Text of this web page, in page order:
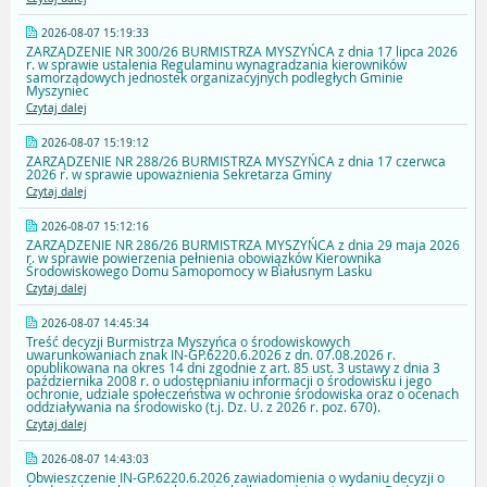
2026-08-07 15:19:33
ZARZĄDZENIE NR 300/26 BURMISTRZA MYSZYŃCA z dnia 17 lipca 2026
r. w sprawie ustalenia Regulaminu wynagradzania kierowników
samorządowych jednostek organizacyjnych podległych Gminie
Myszyniec
Czytaj dalej
2026-08-07 15:19:12
ZARZĄDZENIE NR 288/26 BURMISTRZA MYSZYŃCA z dnia 17 czerwca
2026 r. w sprawie upoważnienia Sekretarza Gminy
Czytaj dalej
2026-08-07 15:12:16
ZARZĄDZENIE NR 286/26 BURMISTRZA MYSZYŃCA z dnia 29 maja 2026
r. w sprawie powierzenia pełnienia obowiązków Kierownika
Środowiskowego Domu Samopomocy w Białusnym Lasku
Czytaj dalej
2026-08-07 14:45:34
Treść decyzji Burmistrza Myszyńca o środowiskowych
uwarunkowaniach znak IN-GP.6220.6.2026 z dn. 07.08.2026 r.
opublikowana na okres 14 dni zgodnie z art. 85 ust. 3 ustawy z dnia 3
października 2008 r. o udostępnianiu informacji o środowisku i jego
ochronie, udziale społeczeństwa w ochronie środowiska oraz o ocenach
oddziaływania na środowisko (t.j. Dz. U. z 2026 r. poz. 670).
Czytaj dalej
2026-08-07 14:43:03
Obwieszczenie IN-GP.6220.6.2026 zawiadomienia o wydaniu decyzji o